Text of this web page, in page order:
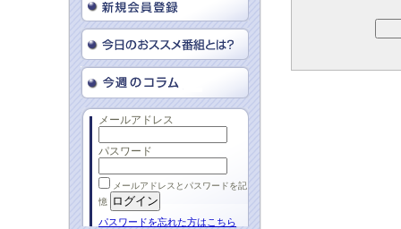
メールアドレス
パスワード
メールアドレスとパスワードを記
憶
パスワードを忘れた方はこちら